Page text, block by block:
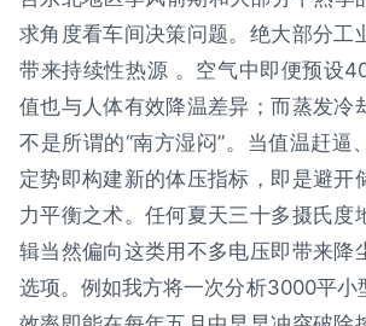
求角度看车间决策问题。绝大部分工
带来持续性热源 。空气中即便预设
值也与人体有效降温差异；而蒸发冷
不是所谓的“南方湿闷”。当值温赶逼
定势即构建新的体压指标，即是避开
力平衡之术。任何夏天三十多摄氏度
辑当然偏向这类用不多电压即带来降
选项。例如我方将一次分析3000平小